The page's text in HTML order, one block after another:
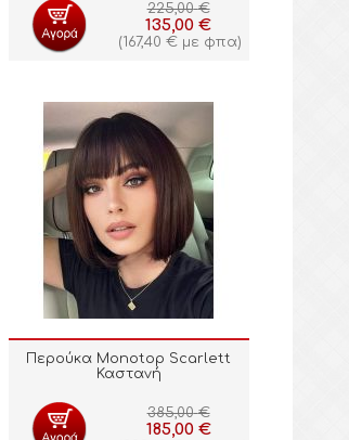
225,00 €
135,00 €
(167,40 €με φπα)
Περούκα Monotop Scarlett
Καστανή
385,00 €
185,00 €